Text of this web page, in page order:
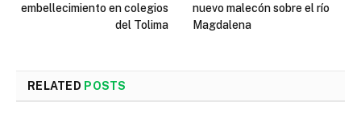
embellecimiento en colegios
del Tolima
nuevo malecón sobre el río
Magdalena
RELATED POSTS